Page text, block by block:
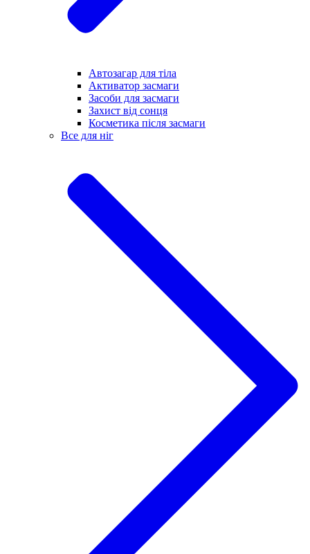
Автозагар для тіла
Активатор засмаги
Засоби для засмаги
Захист від сонця
Косметика після засмаги
Все для ніг